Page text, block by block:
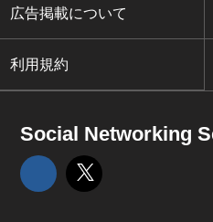
広告掲載について
利用規約
Social Networking